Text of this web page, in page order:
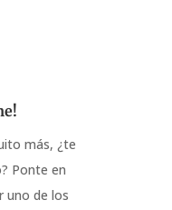
más, ¿te
Ponte en
uno de los